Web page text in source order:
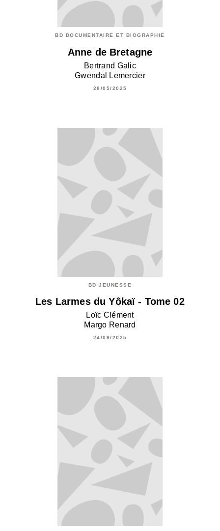
BD DOCUMENTAIRE ET BIOGRAPHIE
Anne de Bretagne
Bertrand Galic
Gwendal Lemercier
28/05/2025
BD JEUNESSE
Les Larmes du Yôkaï - Tome 02
Loïc Clément
Margo Renard
24/09/2025